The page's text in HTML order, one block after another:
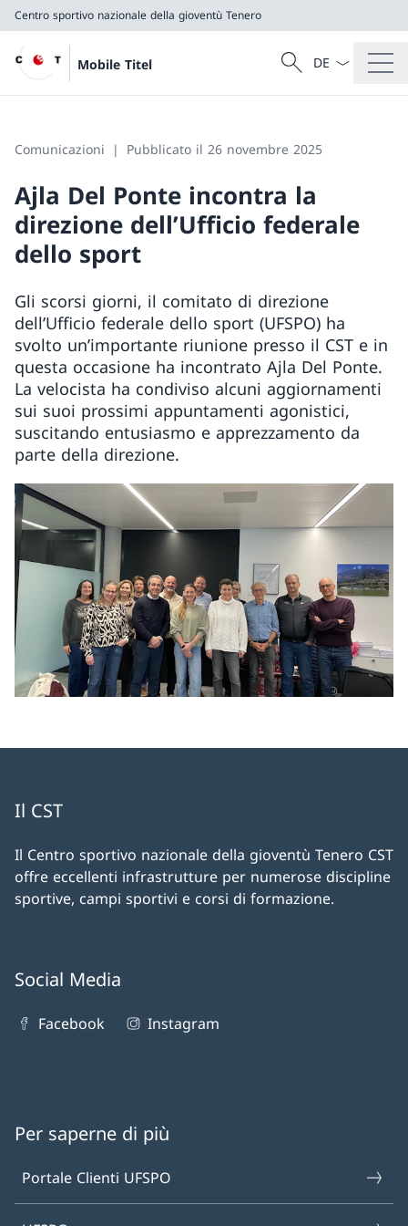
Centro sportivo nazionale della gioventù Tenero
Mobile Titel
Cercare
Ricerca
Dal menu a
Comunicazioni Pubblicato il 26 novembre 2025
Ajla Del Ponte incontra la
direzione dell’Ufficio federale
dello sport
Gli scorsi giorni, il comitato di direzione
dell’Ufficio federale dello sport (UFSPO) ha
svolto un’importante riunione presso il CST e in
questa occasione ha incontrato Ajla Del Ponte.
La velocista ha condiviso alcuni aggiornamenti
sui suoi prossimi appuntamenti agonistici,
suscitando entusiasmo e apprezzamento da
parte della direzione.
Il CST
Il Centro sportivo nazionale della gioventù Tenero CST
offre eccellenti infrastrutture per numerose discipline
sportive, campi sportivi e corsi di formazione.
Social Media
Facebook Instagram
Per saperne di più
Portale Clienti UFSPO